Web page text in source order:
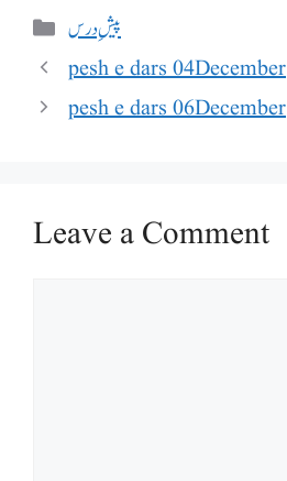
Categories
پیشِ درس
pesh e dars 04December
pesh e dars 06December
Leave a Comment